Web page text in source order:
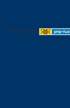
Powered by